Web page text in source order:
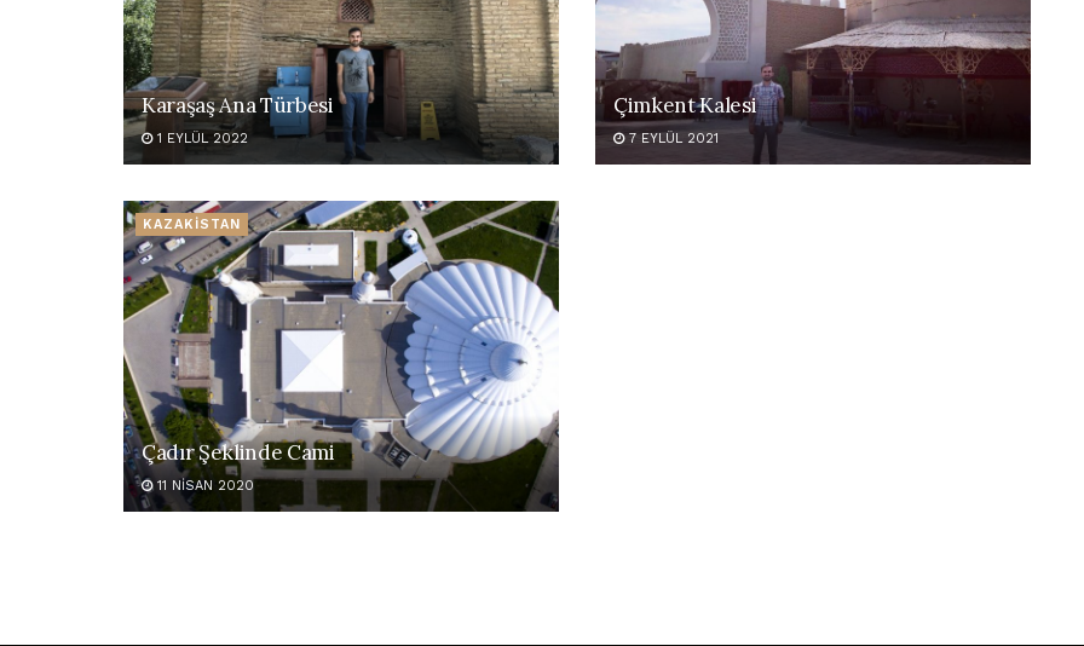
Karaşaş Ana Türbesi
1 EYLÜL 2022
Çimkent Kalesi
7 EYLÜL 2021
KAZAKİSTAN
Çadır Şeklinde Cami
11 NISAN 2020